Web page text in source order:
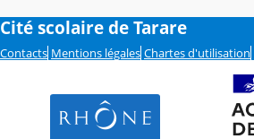
Cité scolaire de Tarare
Contacts Mentions légales Chartes d'utilisation